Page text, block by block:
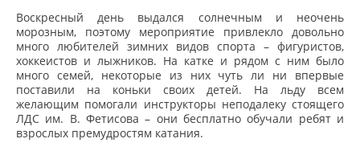
Воскресный день выдался солнечным и неочень
морозным, поэтому мероприятие привлекло довольно
много любителей зимних видов спорта – фигуристов,
хоккеистов и лыжников. На катке и рядом с ним было
много семей, некоторые из них чуть ли ни впервые
поставили на коньки своих детей. На льду всем
желающим помогали инструкторы неподалеку стоящего
ЛДС им. В. Фетисова – они бесплатно обучали ребят и
взрослых премудростям катания.